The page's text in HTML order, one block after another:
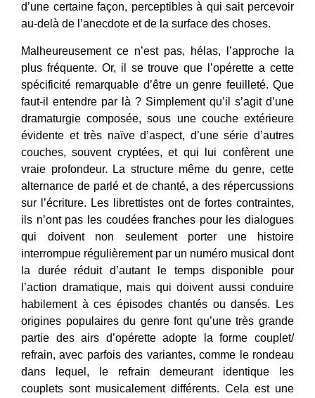
d’une certaine façon, perceptibles à qui sait percevoir
au-delà de l’anecdote et de la surface des choses.
Malheureusement ce n’est pas, hélas, l’approche la
plus fréquente. Or, il se trouve que l’opérette a cette
spécificité remarquable d’être un genre feuilleté. Que
faut-il entendre par là ? Simplement qu’il s’agit d’une
dramaturgie composée, sous une couche extérieure
évidente et très naïve d’aspect, d’une série d’autres
couches, souvent cryptées, et qui lui confèrent une
vraie profondeur. La structure même du genre, cette
alternance de parlé et de chanté, a des répercussions
sur l’écriture. Les librettistes ont de fortes contraintes,
ils n’ont pas les coudées franches pour les dialogues
qui doivent non seulement porter une histoire
interrompue régulièrement par un numéro musical dont
la durée réduit d’autant le temps disponible pour
l’action dramatique, mais qui doivent aussi conduire
habilement à ces épisodes chantés ou dansés. Les
origines populaires du genre font qu’une très grande
partie des airs d’opérette adopte la forme couplet/
refrain, avec parfois des variantes, comme le rondeau
dans lequel, le refrain demeurant identique les
couplets sont musicalement différents. Cela est une